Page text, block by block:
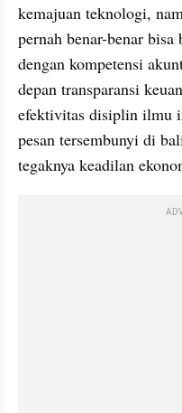
kemajuan teknologi,
pernah benar-benar
dengan kompetensi
depan transparansi
efektivitas disiplin ilmu
pesan tersembunyi di
tegaknya keadilan